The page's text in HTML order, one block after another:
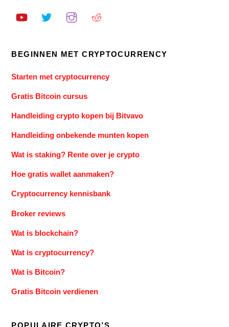
BEGINNEN MET CRYPTOCURRENCY
Starten met cryptocurrency
Gratis Bitcoin cursus
Handleiding crypto kopen bij Bitvavo
Handleiding onbekende munten kopen
Wat is staking? Rente over je crypto
Hoe gratis wallet aanmaken?
Cryptocurrency kennisbank
Broker reviews
Wat is blockchain?
Wat is cryptocurrency?
Wat is Bitcoin?
Gratis Bitcoin verdienen
POPULAIRE CRYPTO’S